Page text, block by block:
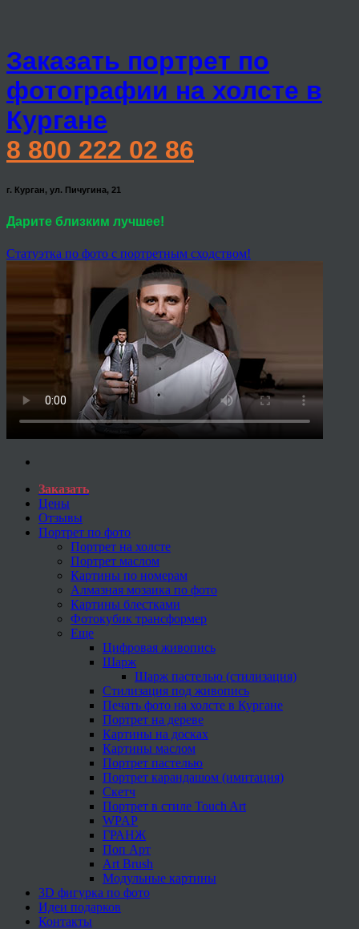
Заказать портрет по
фотографии на холсте в
Кургане
8 800 222 02 86
г. Курган, ул. Пичугина, 21
Дарите близким лучшее!
Статуэтка по фото с портретным сходством!
Заказать
Цены
Отзывы
Портрет по фото
Портрет на холсте
Портрет маслом
Картины по номерам
Алмазная мозаика по фото
Картины блестками
Фотокубик трансформер
Еще
Цифровая живопись
Шарж
Шарж пастелью (стилизация)
Стилизация под живопись
Печать фото на холсте в Кургане
Портрет на дереве
Картины на досках
Картины маслом
Портрет пастелью
Портрет карандашом (имитация)
Скетч
Портрет в стиле Touch Art
WPAP
ГРАНЖ
Поп Арт
Art Brush
Модульные картины
3D фигурка по фото
Идеи подарков
Контакты